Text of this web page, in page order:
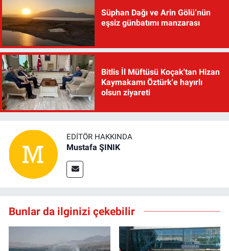
Süphan Dağı ve Arin Gölü’nün
eşsiz günbatımı manzarası
Bitlis İl Müftüsü Koçak'tan Hizan
Kaymakamı Öztürk'e hayırlı
olsun ziyareti
EDITÖR HAKKINDA
Mustafa ŞINIK
Bunlar da ilginizi çekebilir